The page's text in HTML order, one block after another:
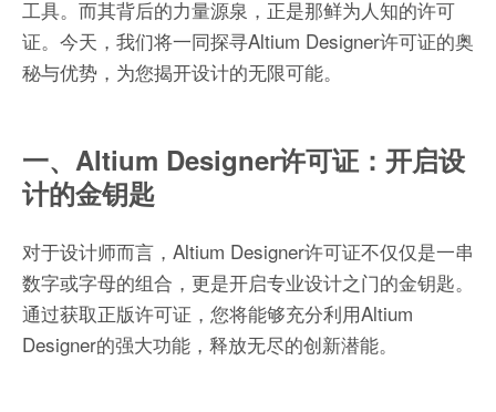
工具。而其背后的力量源泉，正是那鲜为人知的许可
证。今天，我们将一同探寻Altium Designer许可证的奥
秘与优势，为您揭开设计的无限可能。
一、Altium Designer许可证：开启设
计的金钥匙
对于设计师而言，Altium Designer许可证不仅仅是一串
数字或字母的组合，更是开启专业设计之门的金钥匙。
通过获取正版许可证，您将能够充分利用Altium
Designer的强大功能，释放无尽的创新潜能。